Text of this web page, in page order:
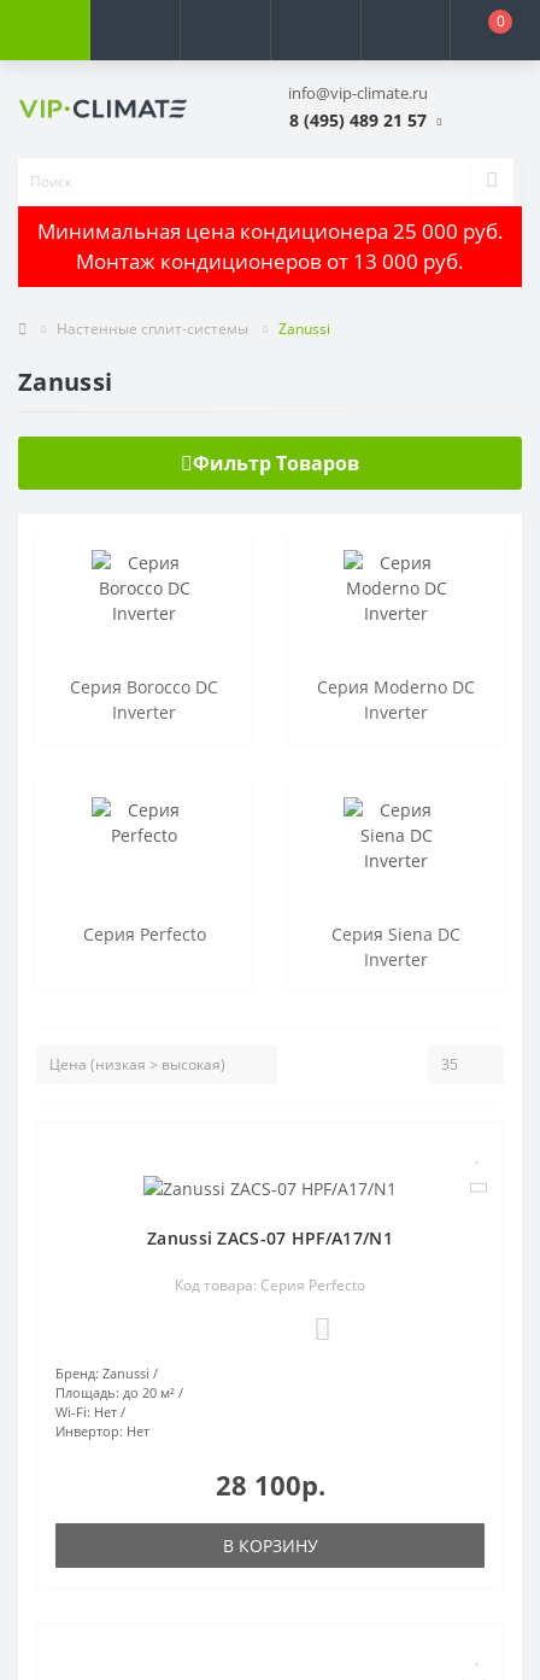
0
info@vip-climate.ru
8 (495) 489 21 57
Минимальная цена кондиционера 25 000 руб.
Монтаж кондиционеров от 13 000 руб.
Настенные сплит-системы Zanussi
Zanussi
Фильтр Товаров
Серия Borocco DC
Inverter
Серия Moderno DC
Inverter
Серия Perfecto
Серия Siena DC
Inverter
Zanussi ZACS-07 HPF/A17/N1
Код товара: Серия Perfecto
Бренд: Zanussi
Площадь: до 20 м²
Wi-Fi: Нет
Инвертор: Нет
28 100р.
В КОРЗИНУ